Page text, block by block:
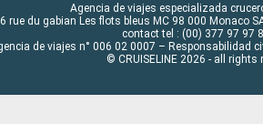
Agencia de viajes especializada
rue du gabian Les flots bleus MC 98 000 Monaco
contact tel : (00) 377 97 97
de viajes n° 006 02 0007 – Responsabilidad
© CRUISELINE 2026 - all rights